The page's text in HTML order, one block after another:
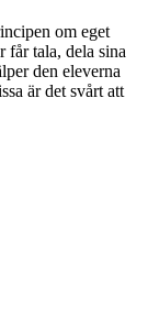
om eget
får tala, dela sina
den eleverna
är det svårt att